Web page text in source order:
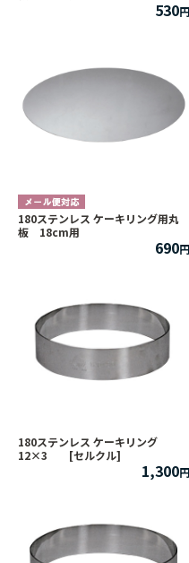
530
180ステンレス ケーキリング用丸
板 18cm用
690
180ステンレス ケーキリング
12×3 [セルクル]
1,300